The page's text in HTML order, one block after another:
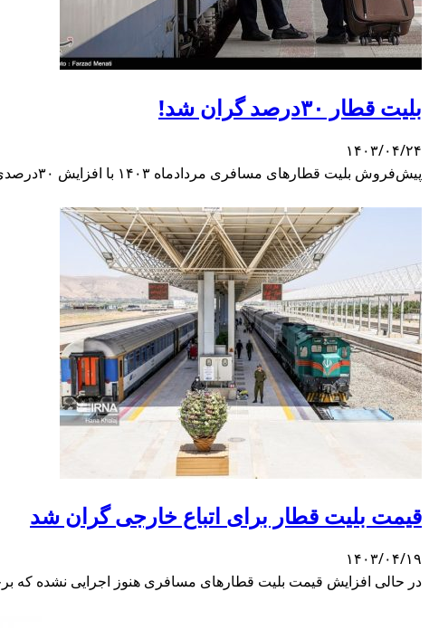
بلیت قطار ۳۰درصد گران شد!
۱۴۰۳/۰۴/۲۴
پیش‌فروش بلیت قطارهای مسافری مردادماه ۱۴۰۳ با افزایش ۳۰درصدی قیمت از ساعت ۹ صبح امروز آغاز شده است.
قیمت بلیت قطار برای اتباع خارجی گران شد
۱۴۰۳/۰۴/۱۹
در حالی افزایش قیمت بلیت قطارهای مسافری هنوز اجرایی نشده که